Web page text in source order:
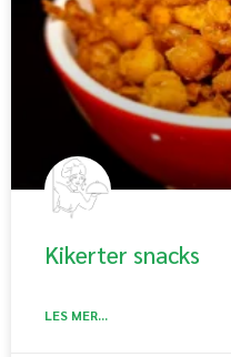
Kikerter snacks
LES MER...